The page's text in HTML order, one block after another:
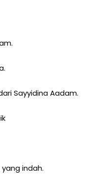
Sayyidina Aadam.
indah.